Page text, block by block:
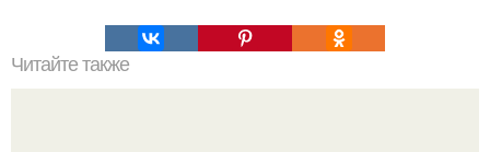
Читайте также